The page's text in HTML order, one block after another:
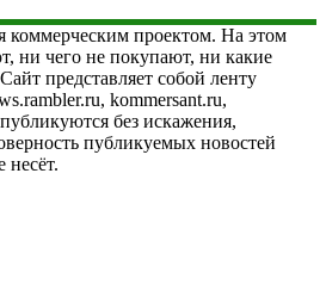
коммерческим проектом. На этом
ни чего не покупают, ни какие
представляет собой ленту
kommersant.ru,
без искажения,
публикуемых новостей
несёт.